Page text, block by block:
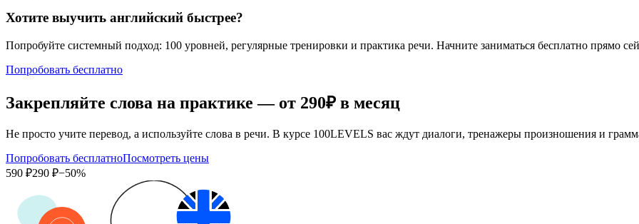
Хотите выучить английский быстрее?
Попробуйте системный подход: 100 уровней, регулярные тренировки и практика речи. Начните заниматься бесплатно прямо
Попробовать бесплатно
Закрепляйте слова на практике — от 290₽ в месяц
Не просто учите перевод, а используйте слова в речи. В курсе 100LEVELS вас ждут диалоги, тренажеры произношения и
Попробовать бесплатноПосмотреть цены
590 ₽290 ₽−50%